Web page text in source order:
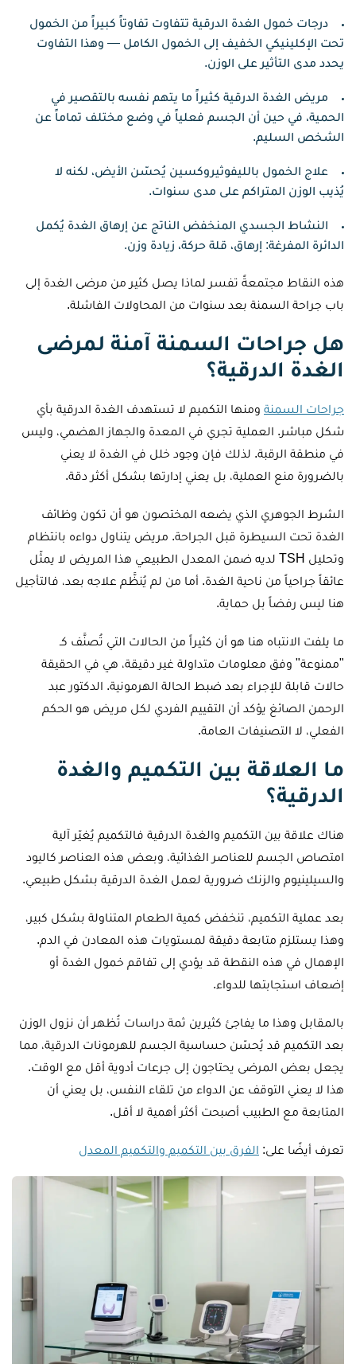
درجات خمول الغدة الدرقية تتفاوت تفاوتاً كبيراً من الخمول
تحت الإكلينيكي الخفيف إلى الخمول الكامل — وهذا التفاوت
يحدد مدى التأثير على الوزن.
مريض الغدة الدرقية كثيراً ما يتهم نفسه بالتقصير في
الحمية، في حين أن الجسم فعلياً في وضع مختلف تماماً عن
الشخص السليم.
علاج الخمول بالليفوثيروكسين يُحسّن الأيض، لكنه لا
يُذيب الوزن المتراكم على مدى سنوات.
النشاط الجسدي المنخفض الناتج عن إرهاق الغدة يُكمل
الدائرة المفرغة: إرهاق، قلة حركة، زيادة وزن.
هذه النقاط مجتمعةً تفسر لماذا يصل كثير من مرضى الغدة إلى
باب جراحة السمنة بعد سنوات من المحاولات الفاشلة.
هل جراحات السمنة آمنة لمرضى
الغدة الدرقية؟
جراحات السمنة ومنها التكميم لا تستهدف الغدة الدرقية بأي
شكل مباشر. العملية تجري في المعدة والجهاز الهضمي، وليس
في منطقة الرقبة. لذلك فإن وجود خلل في الغدة لا يعني
بالضرورة منع العملية، بل يعني إدارتها بشكل أكثر دقة.
الشرط الجوهري الذي يضعه المختصون هو أن تكون وظائف
الغدة تحت السيطرة قبل الجراحة. مريض يتناول دواءه بانتظام
وتحليل TSH لديه ضمن المعدل الطبيعي هذا المريض لا يمثّل
عائقاً جراحياً من ناحية الغدة. أما من لم يُنظَّم علاجه بعد، فالتأجيل
هنا ليس رفضاً بل حماية.
ما يلفت الانتباه هنا هو أن كثيراً من الحالات التي تُصنَّف كـ
"ممنوعة" وفق معلومات متداولة غير دقيقة، هي في الحقيقة
حالات قابلة للإجراء بعد ضبط الحالة الهرمونية. الدكتور عبد
الرحمن الصائغ يؤكد أن التقييم الفردي لكل مريض هو الحكم
الفعلي، لا التصنيفات العامة.
ما العلاقة بين التكميم والغدة
الدرقية؟
هناك علاقة بين التكميم والغدة الدرقية فالتكميم يُغيّر آلية
امتصاص الجسم للعناصر الغذائية، وبعض هذه العناصر كاليود
والسيلينيوم والزنك ضرورية لعمل الغدة الدرقية بشكل طبيعي.
بعد عملية التكميم، تنخفض كمية الطعام المتناولة بشكل كبير،
وهذا يستلزم متابعة دقيقة لمستويات هذه المعادن في الدم.
الإهمال في هذه النقطة قد يؤدي إلى تفاقم خمول الغدة أو
إضعاف استجابتها للدواء.
بالمقابل وهذا ما يفاجئ كثيرين ثمة دراسات تُظهر أن نزول الوزن
بعد التكميم قد يُحسّن حساسية الجسم للهرمونات الدرقية، مما
يجعل بعض المرضى يحتاجون إلى جرعات أدوية أقل مع الوقت.
هذا لا يعني التوقف عن الدواء من تلقاء النفس، بل يعني أن
المتابعة مع الطبيب أصبحت أكثر أهمية لا أقل.
تعرف أيضًا على: الفرق بين التكميم والتكميم المعدل